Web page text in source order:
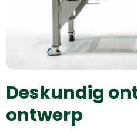
Deskundig
ontwerp